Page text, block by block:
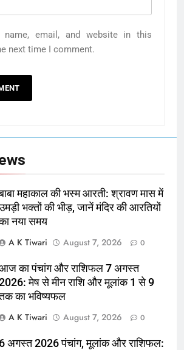
name, email, and website in this
next time I comment.
महाकाल की भस्म आरती: श्रावण मास में
भक्तों की भीड़, जानें मंदिर की आरतियों
नया समय
A K Tiwari
August 7, 2026 0
का पंचांग और राशिफल 7 अगस्त
मेष से मीन राशि और मूलांक 1 से 9
का भविष्यफल
A K Tiwari
August 7, 2026 0
6 अगस्त 2026 पंचांग, मूलांक और राशिफल: